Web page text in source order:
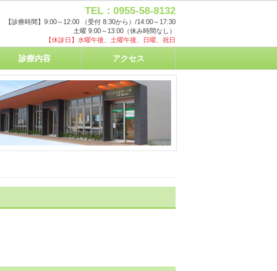
TEL：0955-58-8132
【診療時間】9:00～12:00 （受付 8:30から） /14:00～17:30
土曜 9:00～13:00 （休み時間なし）
【休診日】水曜午後、土曜午後、日曜、祝日
診療内容 アクセス